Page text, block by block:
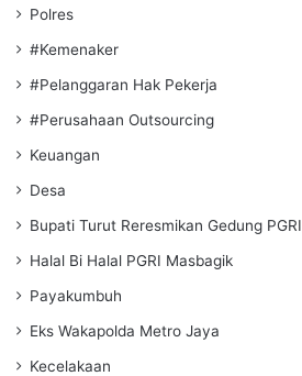
Polres
#Kemenaker
#Pelanggaran Hak Pekerja
#Perusahaan Outsourcing
Keuangan
Desa
Bupati Turut Reresmikan Gedung PGRI
Halal Bi Halal PGRI Masbagik
Payakumbuh
Eks Wakapolda Metro Jaya
Kecelakaan